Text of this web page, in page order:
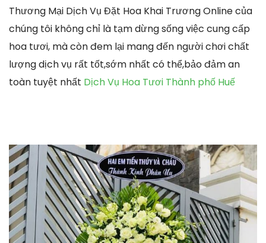
Thương Mại Dịch Vụ Đặt Hoa Khai Trương Online của
chúng tôi không chỉ là tạm dừng sống việc cung cấp
hoa tươi, mà còn đem lại mang đến người chơi chất
lượng dịch vụ rất tốt,sớm nhất có thể,bảo đảm an
toàn tuyệt nhất Dịch Vụ Hoa Tươi Thành phố Huế